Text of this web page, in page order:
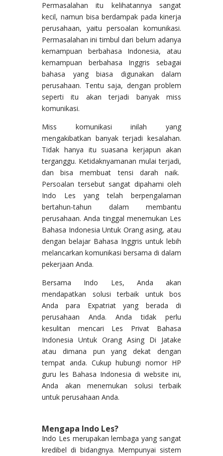
Permasalahan itu kelihatannya sangat
kecil, namun bisa berdampak pada kinerja
perusahaan, yaitu persoalan komunikasi.
Permasalahan ini timbul dari belum adanya
kemampuan berbahasa Indonesia, atau
kemampuan berbahasa Inggris sebagai
bahasa yang biasa digunakan dalam
perusahaan. Tentu saja, dengan problem
seperti itu akan terjadi banyak miss
komunikasi.
Miss komunikasi inilah yang
mengakibatkan banyak terjadi kesalahan.
Tidak hanya itu suasana kerjapun akan
terganggu. Ketidaknyamanan mulai terjadi,
dan bisa membuat tensi darah naik.
Persoalan tersebut sangat dipahami oleh
Indo Les yang telah berpengalaman
bertahun-tahun dalam membantu
perusahaan. Anda tinggal menemukan Les
Bahasa Indonesia Untuk Orang asing, atau
dengan belajar Bahasa Inggris untuk lebih
melancarkan komunikasi bersama di dalam
pekerjaan Anda.
Bersama Indo Les, Anda akan
mendapatkan solusi terbaik untuk bos
Anda para Expatriat yang berada di
perusahaan Anda. Anda tidak perlu
kesulitan mencari Les Privat Bahasa
Indonesia Untuk Orang Asing Di Jatake
atau dimana pun yang dekat dengan
tempat anda. Cukup hubungi nomor HP
guru les Bahasa Indonesia di website ini,
Anda akan menemukan solusi terbaik
untuk perusahaan Anda.
Mengapa Indo Les?
Indo Les merupakan lembaga yang sangat
kredibel di bidangnya. Mempunyai sistem